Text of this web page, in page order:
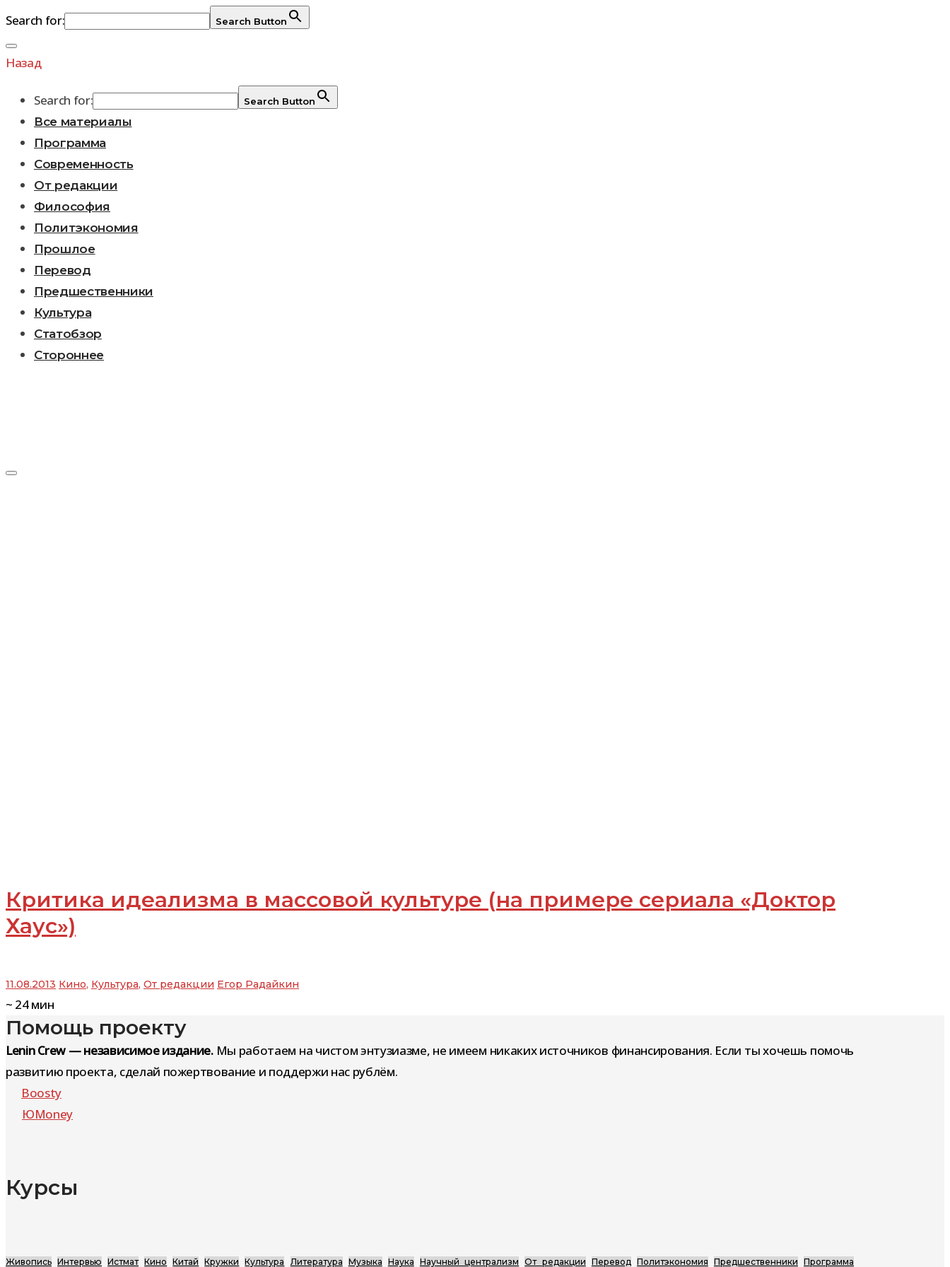
Search for: Search Button
Перейти
к
Назад
Search for: Search Button
Все материалы
Программа
Современность
От редакции
Философия
Политэкономия
Прошлое
Перевод
Предшественники
Культура
Статобзор
Стороннее
Критика идеализма в массовой культуре (на примере сериала «Доктор
Хаус»)
11.08.2013 Кино, Культура, От редакции Егор Радайкин
~ 24мин
Помощь проекту
Lenin Crew — независимое издание.Мы работаем на чистом энтузиазме, не имеем никаких источников финансирования. Если ты хочешь помочь
развитию проекта, сделай пожертвование и поддержи нас рублём.
Boosty
ЮMoney
Курсы
Живопись Интервью Истмат Кино Китай Кружки Культура Литература Музыка Наука Научный централизм От редакции Перевод Политэкономия Предшественники Программа